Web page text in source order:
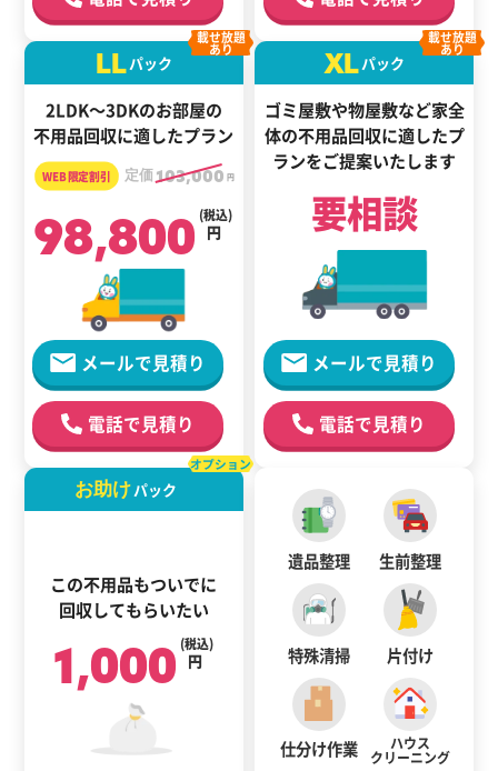
LLパック
2LDK～3DKのお部屋の
不用品回収に適したプラン
載せ放題
あり
定価103,000 円
98,800 円
(税込)
メールで見積り
電話で見積り
XLパック
ゴミ屋敷や物屋敷など家全
体の不用品回収に適したプ
ランをご提案いたします
載せ放題
あり
要相談
メールで見積り
電話で見積り
お助けパック
この不用品もついでに
回収してもらいたい
オプション
1,000 円
(税込)
遺品整理 生前整理
特殊清掃 片付け
仕分け作業 ハウス
クリーニング